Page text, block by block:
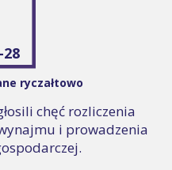
28
ryczałtowo
chęć rozliczenia
i prowadzenia